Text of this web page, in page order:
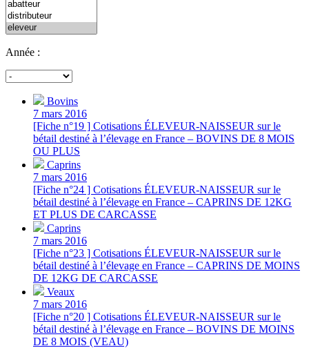
Année :
Bovins
7 mars 2016
[Fiche n°19 ] Cotisations ÉLEVEUR-NAISSEUR sur le
bétail destiné à l’élevage en France – BOVINS DE 8 MOIS
OU PLUS
Caprins
7 mars 2016
[Fiche n°24 ] Cotisations ÉLEVEUR-NAISSEUR sur le
bétail destiné à l’élevage en France – CAPRINS DE 12KG
ET PLUS DE CARCASSE
Caprins
7 mars 2016
[Fiche n°23 ] Cotisations ÉLEVEUR-NAISSEUR sur le
bétail destiné à l’élevage en France – CAPRINS DE MOINS
DE 12KG DE CARCASSE
Veaux
7 mars 2016
[Fiche n°20 ] Cotisations ÉLEVEUR-NAISSEUR sur le
bétail destiné à l’élevage en France – BOVINS DE MOINS
DE 8 MOIS (VEAU)